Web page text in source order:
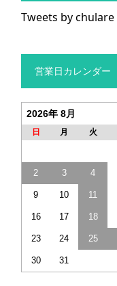
Tweets by chulare
営業日カレンダー
2026年 8月
日 月 火
2 3 4
9 10 11
16 17 18
23 24 25
30 31